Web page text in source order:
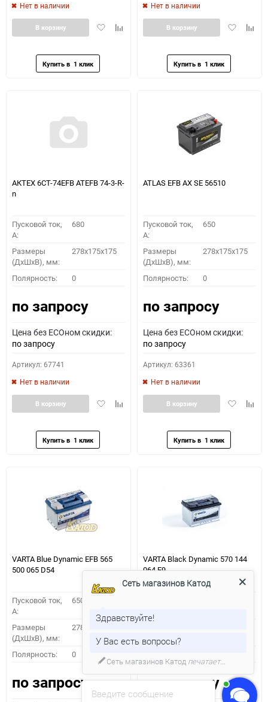
Нет в наличии
ДобавитьДобавить
В корзину
Нет в наличии
Добавить
В корзину
АКТЕХ 6СТ-74EFB ATEFB 74-3-R-
n
Пусковой ток,
A:
680
Размеры
(ДхШхВ), мм:
278x175x175
Полярность: 0
по запросу
Цена без ECOном скидки:
по запросу
Артикул: 67741
Нет в наличии
ДобавитьДобавить
В корзину
ATLAS EFB AX SE 56510
Пусковой ток,
A:
650
Размеры
(ДхШхВ), мм:
278x175x175
Полярность: 0
по запросу
Цена без ECOном скидки:
по запросу
Артикул: 63361
Нет в наличии
Добавить
В корзину
VARTA Blue Dynamic EFB 565
500 065 D54
Пусковой ток,
A:
650
Размеры
(ДхШхВ), мм:
278x175x175
Полярность: 0
по запросу
VARTA Black Dynamic 570 144
064 E9
(ДхШхВ), мм:
по запросу
Введите сообщение
Сеть магазинов Катод
Здравствуйте!
У Вас есть вопросы?
Сеть магазинов Катод печатает...